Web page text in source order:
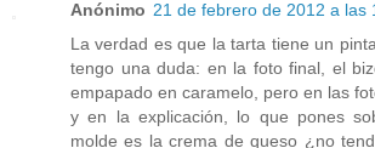
Anónimo 21 de febrero de 2012 a las
La verdad es que la tarta tiene un
tengo una duda: en la foto final, el
empapado en caramelo, pero en las
y en la explicación, lo que pones
molde es la crema de queso ¿no